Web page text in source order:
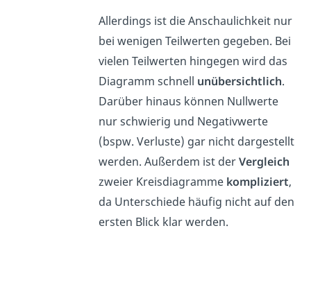
Allerdings ist die Anschaulichkeit nur
bei wenigen Teilwerten gegeben. Bei
vielen Teilwerten hingegen wird das
Diagramm schnell unübersichtlich.
Darüber hinaus können Nullwerte
nur schwierig und Negativwerte
(bspw. Verluste) gar nicht dargestellt
werden. Außerdem ist derVergleich
zweier Kreisdiagramme kompliziert,
da Unterschiede häufig nicht auf den
ersten Blick klar werden.